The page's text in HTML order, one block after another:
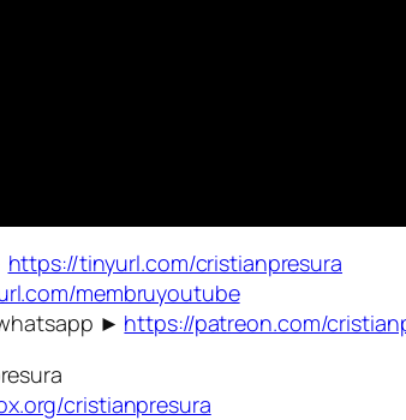
https://tinyurl.com/cristianpresura
membruyoutube
► https://patreon.com/
cristianpresura